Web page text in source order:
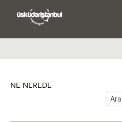
NE NEREDE